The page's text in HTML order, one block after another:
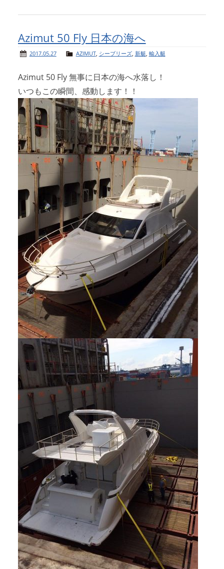
Azimut 50 Fly 日本の海へ
2017.05.27 AZIMUT, シーブリーズ, 新艇, 輸入艇
Azimut 50 Fly 無事に日本の海へ水落し！
いつもこの瞬間、感動します！！